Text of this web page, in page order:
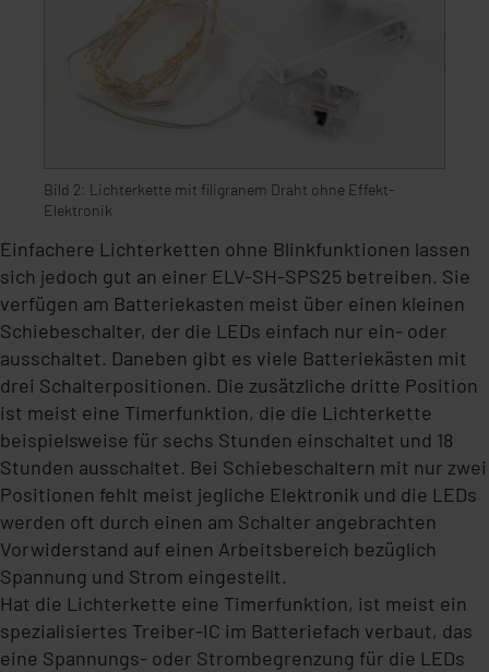
Bild 2: Lichterkette mit filigranem Draht ohne Effekt-
Elektronik
Einfachere Lichterketten ohne Blinkfunktionen lassen
sich jedoch gut an einer ELV-SH-SPS25 betreiben. Sie
verfügen am Batteriekasten meist über einen kleinen
Schiebeschalter, der die LEDs einfach nur ein- oder
ausschaltet. Daneben gibt es viele Batteriekästen mit
drei Schalterpositionen. Die zusätzliche dritte Position
ist meist eine Timerfunktion, die die Lichterkette
beispielsweise für sechs Stunden einschaltet und 18
Stunden ausschaltet. Bei Schiebeschaltern mit nur zwei
Positionen fehlt meist jegliche Elektronik und die LEDs
werden oft durch einen am Schalter angebrachten
Vorwiderstand auf einen Arbeitsbereich bezüglich
Spannung und Strom eingestellt.
Hat die Lichterkette eine Timerfunktion, ist meist ein
spezialisiertes Treiber-IC im Batteriefach verbaut, das
eine Spannungs- oder Strombegrenzung für die LEDs